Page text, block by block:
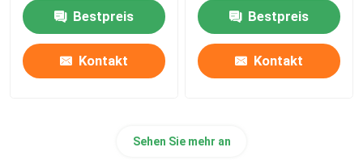
Gummikalender-Maschine
Kreisförmiges automatisches Kleinmaterial-
Bestpreis
Kontakt
Bestpreis
Kontakt
Sehen Sie mehr an